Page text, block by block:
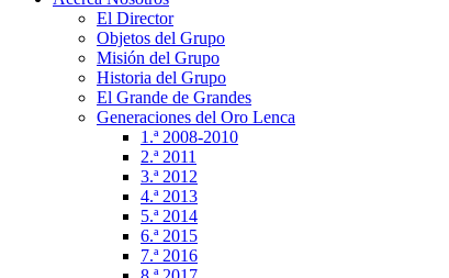
El Director
Objetos del Grupo
Misión del Grupo
Historia del Grupo
El Grande de Grandes
Generaciones del Oro Lenca
1.ª 2008-2010
2.ª 2011
3.ª 2012
4.ª 2013
5.ª 2014
6.ª 2015
7.ª 2016